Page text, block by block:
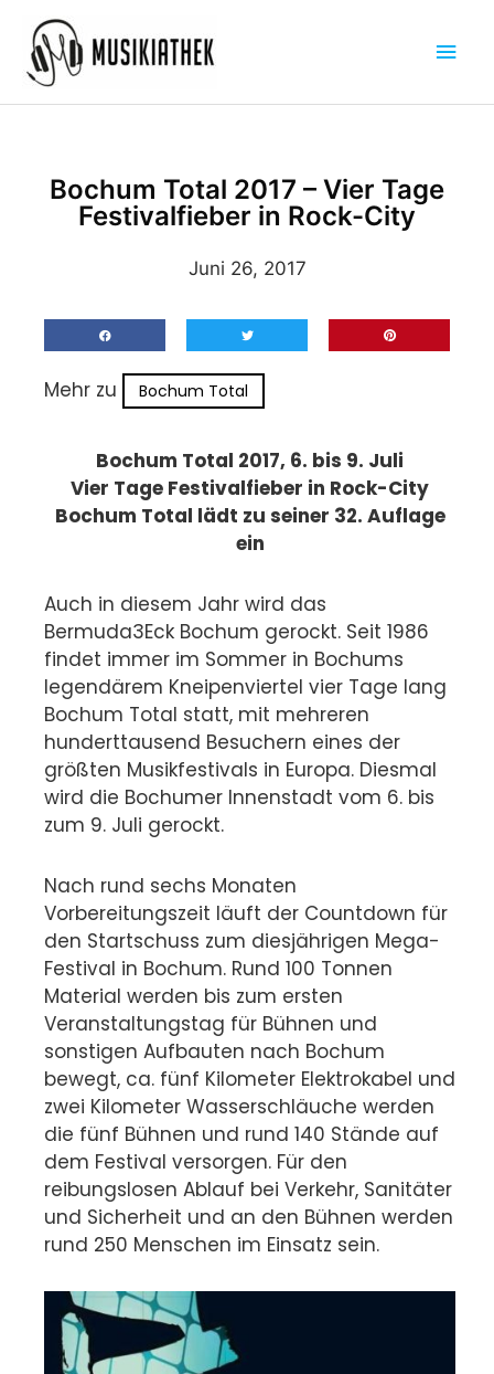
Inhalt
springen
Bochum Total 2017 – Vier Tage
Festivalfieber in Rock-City
Juni 26, 2017
Mehr zu Bochum Total
Bochum Total 2017, 6. bis 9. Juli
Vier Tage Festivalfieber in Rock-City
Bochum Total lädt zu seiner 32. Auflage
ein
Auch in diesem Jahr wird das
Bermuda3Eck Bochum gerockt. Seit 1986
findet immer im Sommer in Bochums
legendärem Kneipenviertel vier Tage lang
Bochum Total statt, mit mehreren
hunderttausend Besuchern eines der
größten Musikfestivals in Europa. Diesmal
wird die Bochumer Innenstadt vom 6. bis
zum 9. Juli gerockt.
Nach rund sechs Monaten
Vorbereitungszeit läuft der Countdown für
den Startschuss zum diesjährigen Mega-
Festival in Bochum. Rund 100 Tonnen
Material werden bis zum ersten
Veranstaltungstag für Bühnen und
sonstigen Aufbauten nach Bochum
bewegt, ca. fünf Kilometer Elektrokabel und
zwei Kilometer Wasserschläuche werden
die fünf Bühnen und rund 140 Stände auf
dem Festival versorgen. Für den
reibungslosen Ablauf bei Verkehr, Sanitäter
und Sicherheit und an den Bühnen werden
rund 250 Menschen im Einsatz sein.